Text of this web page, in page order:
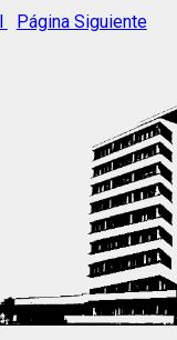
Página Siguiente